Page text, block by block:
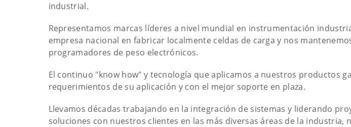
industrial.
Representamos marcas líderes a nivel mundial en instrumenta­ción
empresa nacional en fabricar localmente celdas de carga y nos
programadores de peso electrónicos.
El continuo "know how" y tecnología que aplicamos a nuestros productos
requerimientos de su aplicación y con el mejor soporte en plaza.
Llevamos décadas trabajando en la integración de sistemas y liderando
soluciones con nuestros clientes en las más diversas áreas de la